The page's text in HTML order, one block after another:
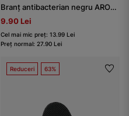
Branț antibacterian negru AROMA SILVER BIOACTIVE
9.90 Lei
Cel mai mic preț: 13.99 Lei
Preț normal: 27.90 Lei
Reduceri 63%